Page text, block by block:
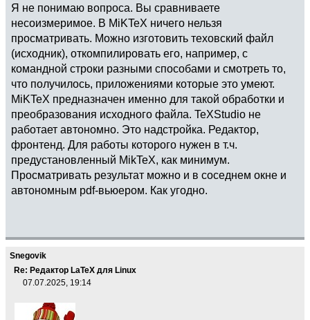
Я не понимаю вопроса. Вы сравниваете
несоизмеримое. В MiKTeX ничего нельзя
просматривать. Можно изготовить теховский файл
(исходник), откомпилировать его, например, c
командной строки разными способами и смотреть то,
что получилось, приложениями которые это умеют.
MiKTeX предназначен именно для такой обработки и
преобразования исходного файла. TeXStudio не
работает автономно. Это надстройка. Редактор,
фронтенд. Для работы которого нужен в т.ч.
предустановленный MikTeX, как минимум.
Просматривать результат можно и в соседнем окне и
автономным pdf-вьюером. Как угодно.
Snegovik
Re: Редактор LaTeX для Linux
07.07.2025, 19:14